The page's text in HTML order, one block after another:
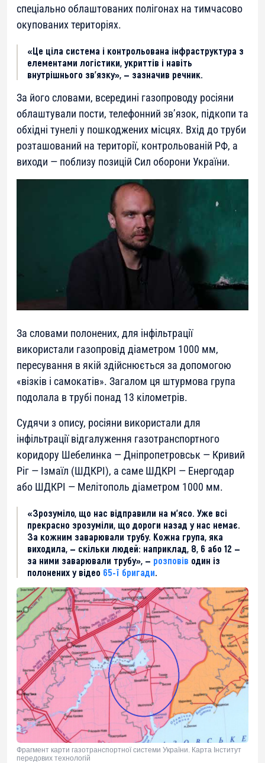
спеціально облаштованих полігонах на тимчасово
окупованих територіях.
«Це ціла система і контрольована інфраструктура з
елементами логістики, укриттів і навіть
внутрішнього зв’язку», — зазначив речник.
За його словами, всередині газопроводу росіяни
облаштували пости, телефонний зв’язок, підкопи та
обхідні тунелі у пошкоджених місцях. Вхід до труби
розташований на території, контрольованій РФ, а
виходи — поблизу позицій Сил оборони України.
За словами полонених, для інфільтрації
використали газопровід діаметром 1000 мм,
пересування в якій здійснюється за допомогою
«візків і самокатів». Загалом ця штурмова група
подолала в трубі понад 13 кілометрів.
Судячи з опису, росіяни використали для
інфільтрації відгалуження газотранспортного
коридору Шебелинка — Дніпропетровськ — Кривий
Ріг — Ізмаїл (ШДКРІ), а саме ШДКРІ — Енергодар
або ШДКРІ — Мелітополь діаметром 1000 мм.
«Зрозуміло, що нас відправили на м’ясо. Уже всі
прекрасно зрозуміли, що дороги назад у нас немає.
За кожним заварювали трубу. Кожна група, яка
виходила, — скільки людей: наприклад, 8, 6 або 12 —
за ними заварювали трубу», — розповів один із
полонених у відео 65-ї бригади
Фрагмент карти газотранспортної системи України. Карта Інститут
передових технологій